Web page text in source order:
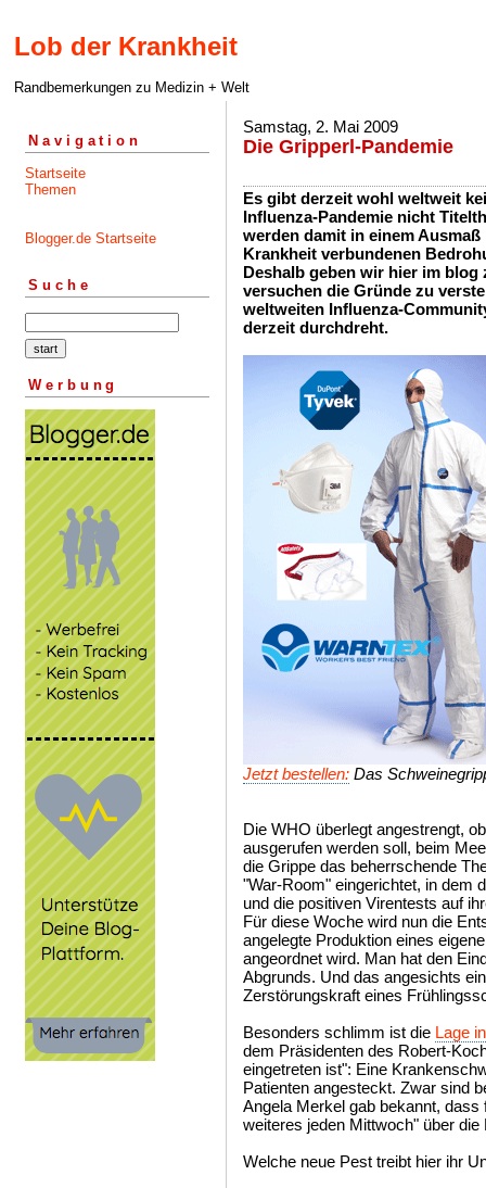
Lob der Krankheit
Randbemerkungen zu Medizin + Welt
Navigation
Startseite
Themen
Blogger.de Startseite
Suche
Werbung
Samstag, 2. Mai 2009
Die Gripperl-Pandemie
Es gibt derzeit wohl weltweit
Influenza-Pandemie nicht
werden damit in einem
Krankheit verbundenen
Deshalb geben wir hier im
versuchen die Gründe zu
weltweiten Influenza-
derzeit durchdreht.
Jetzt bestellen: Das
Die WHO überlegt angestrengt,
ausgerufen werden soll, beim
die Grippe das beherrschende
"War-Room" eingerichtet, in dem
und die positiven Virentests auf
Für diese Woche wird nun die
angelegte Produktion eines
angeordnet wird. Man hat den
Abgrunds. Und das angesichts
Zerstörungskraft eines
Besonders schlimm ist die Lage
dem Präsidenten des Robert-
eingetreten ist": Eine
Patienten angesteckt. Zwar sind
Angela Merkel gab bekannt,
weiteres jeden Mittwoch" über
Welche neue Pest treibt hier ihr